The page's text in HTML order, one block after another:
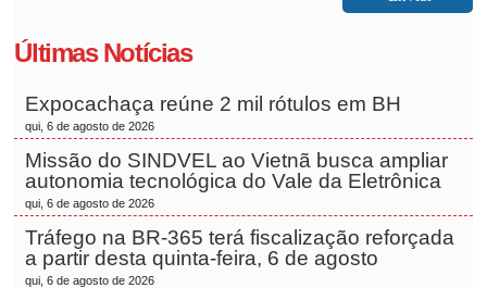
Últimas Notícias
Expocachaça reúne 2 mil rótulos em BH
qui, 6 de agosto de 2026
Missão do SINDVEL ao Vietnã busca ampliar
autonomia tecnológica do Vale da Eletrônica
qui, 6 de agosto de 2026
Tráfego na BR-365 terá fiscalização reforçada
a partir desta quinta-feira, 6 de agosto
qui, 6 de agosto de 2026